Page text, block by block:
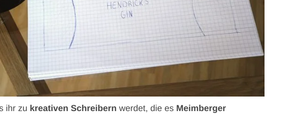
ihr zu kreativen Schreibern werdet, die es Meimberger